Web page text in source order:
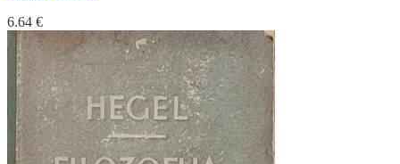
6.64 €